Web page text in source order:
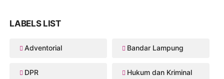
LABELS LIST
Adventorial Bandar Lampung
DPR Hukum dan Kriminal